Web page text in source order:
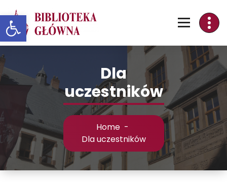
Otwórz pasek narzędzi
to
Content
Dla
uczestników
Home -
Dla uczestników